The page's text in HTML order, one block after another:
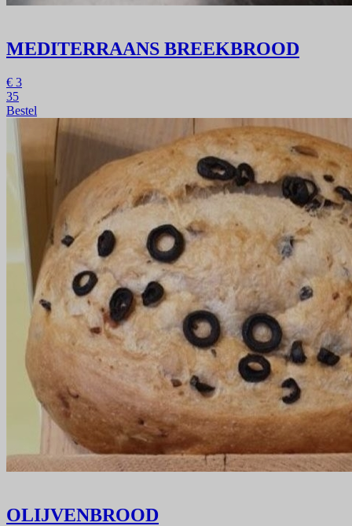
MEDITERRAANS BREEKBROOD
€ 3
35
Bestel
OLIJVENBROOD